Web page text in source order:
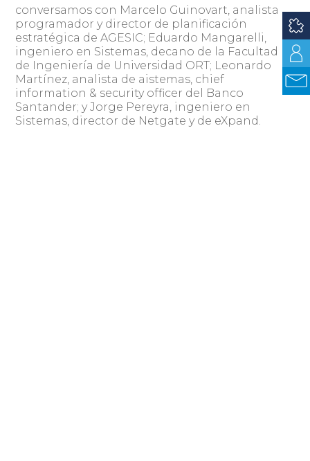
conversamos con Marcelo Guinovart, analista
programador y director de planificación
estratégica de AGESIC; Eduardo Mangarelli,
ingeniero en Sistemas, decano de la Facultad
de Ingeniería de Universidad ORT; Leonardo
Martínez, analista de aistemas, chief
information & security officer del Banco
Santander; y Jorge Pereyra, ingeniero en
Sistemas, director de Netgate y de eXpand.